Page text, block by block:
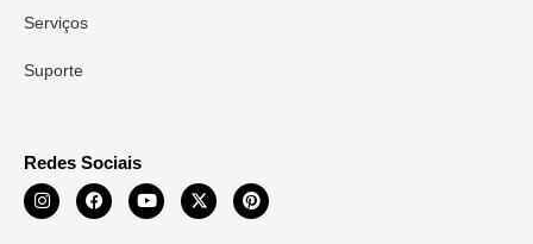
Serviços
Suporte
Redes Sociais